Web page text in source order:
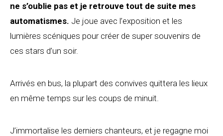
ne s’oublie pas et je retrouve tout de suite mes
automatismes. Je joue avec l’exposition et les
lumières scéniques pour créer de super souvenirs de
ces stars d’un soir.
Arrivés en bus, la plupart des convives quittera les lieux
en même temps sur les coups de minuit.
J’immortalise les derniers chanteurs, et je regagne moi